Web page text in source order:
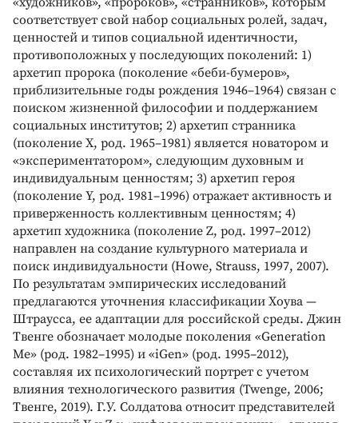
соответствует свой набор социальных ролей, задач,
ценностей и типов социальной идентичности,
противоположных у последующих поколений: 1)
архетип пророка (поколение «беби-бумеров»,
приблизительные годы рождения 1946–1964) связан с
поиском жизненной философии и поддержанием
социальных институтов; 2) архетип странника
(поколение X, род. 1965–1981) является новатором и
«экспериментатором», следующим духовным и
индивидуальным ценностям; 3) архетип героя
(поколение Y, род. 1981–1996) отражает активность и
приверженность коллективным ценностям; 4)
архетип художника (поколение Z, род. 1997–2012)
направлен на создание культурного материала и
поиск индивидуальности (Howe, Strauss, 1997, 2007).
По результатам эмпирических исследований
предлагаются уточнения классификации Хоува —
Штраусса, ее адаптации для российской среды. Джин
Твенге обозначает молодые поколения «Generation
Me» (род. 1982–1995) и «iGen» (род. 1995–2012),
составляя их психологический портрет с учетом
влияния технологического развития (Twenge, 2006;
Твенге, 2019). Г.У. Солдатова относит представителей